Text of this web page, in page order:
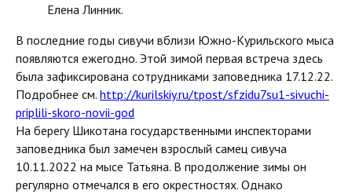
Елена Линник.
В последние годы сивучи вблизи Южно-Курильского мыса
появляются ежегодно. Этой зимой первая встреча здесь
была зафиксирована сотрудниками заповедника 17.12.22.
Подробнее см. http://kurilskiy.ru/tpost/sfzidu7su1-sivuchi-
priplili-skoro-novii-god
На берегу Шикотана государственными инспекторами
заповедника был замечен взрослый самец сивуча
10.11.2022 на мысе Татьяна. В продолжение зимы он
регулярно отмечался в его окрестностях. Однако